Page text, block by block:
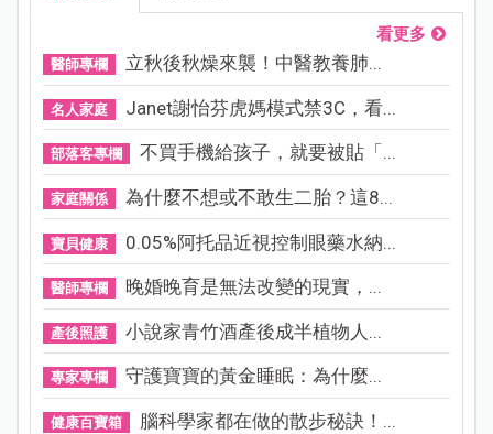
看更多
醫師專欄 立秋後秋燥來襲！中醫教養肺...
名人家庭 Janet謝怡芬虎媽模式禁3C，看...
部落客專欄 不買手機給孩子，就要被貼「...
家庭關係 為什麼不想或不敢生二胎？這8...
寶貝健康 0.05%阿托品近視控制眼藥水納...
醫師專欄 晚婚晚育是無法改變的現實，...
產後照護 小說家青竹酒產後成半植物人...
專家專欄 守護寶寶的黃金睡眠：為什麼...
健康百寶箱 腦科學家都在做的散步秘訣！...